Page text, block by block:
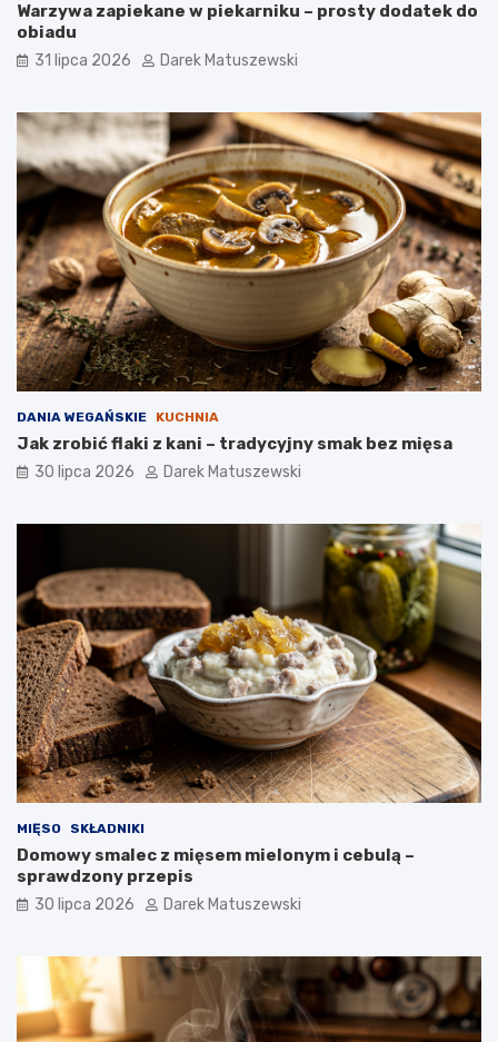
Warzywa zapiekane w piekarniku – prosty dodatek do
obiadu
31 lipca 2026 Darek Matuszewski
DANIA WEGAŃSKIE KUCHNIA
Jak zrobić flaki z kani – tradycyjny smak bez mięsa
30 lipca 2026 Darek Matuszewski
MIĘSO SKŁADNIKI
Domowy smalec z mięsem mielonym i cebulą –
sprawdzony przepis
30 lipca 2026 Darek Matuszewski